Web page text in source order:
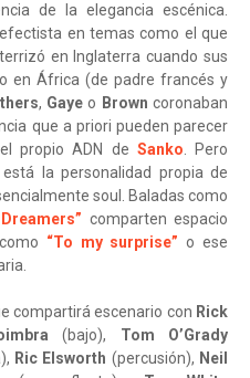
de la elegancia escénica.
en temas como el que
en Inglaterra cuando sus
en África (de padre francés y
, Gayeo Brown coronaban
que a priori pueden parecer
propio ADN de Sanko. Pero
la personalidad propia de
soul. Baladas como
comparten espacio
“To my surprise” o ese
compartirá escenario con Rick
(bajo), Tom O’Grady
Ric Elsworth (percusión), Neil